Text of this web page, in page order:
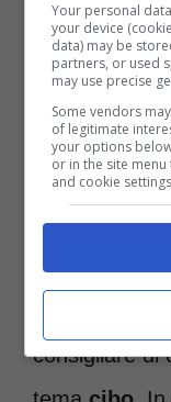
Come riempire il
Ebbene, se
il calendario
consigliare di
Your personal
your device
data) may be
partners, or used
may use precise
Some vendors
of legitimate
your options
or in the site
and cookie